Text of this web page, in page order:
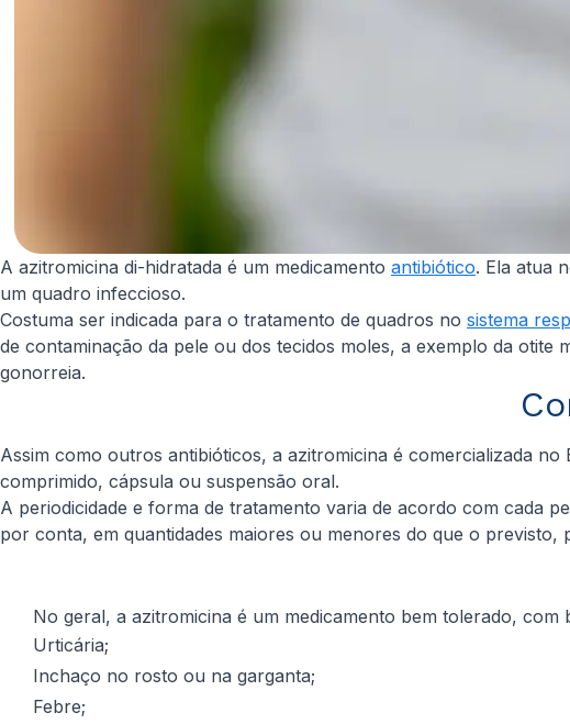
A azitromicina di-hidratada é um medicamento antibiótico. Ela atua
um quadro infeccioso.
Costuma ser indicada para o tratamento de quadros no sistema
de contaminação da pele ou dos tecidos moles, a exemplo da otite
gonorreia.
Assim como outros antibióticos, a azitromicina é comercializada
comprimido, cápsula ou suspensão oral.
A periodicidade e forma de tratamento varia de acordo com cada
por conta, em quantidades maiores ou menores do que o
No geral, a azitromicina é um medicamento bem tolerado,
Urticária;
Inchaço no rosto ou na garganta;
Febre;